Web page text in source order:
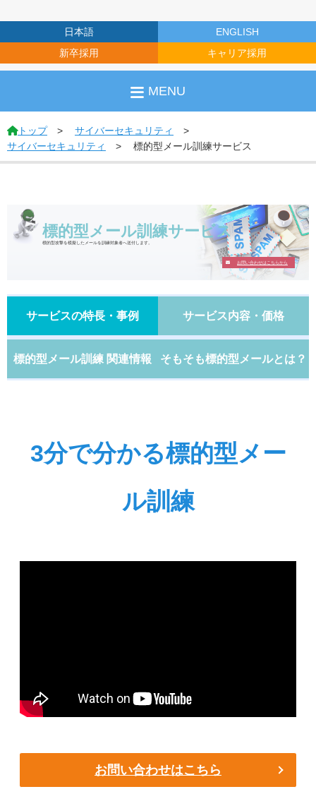
日本語
ENGLISH
新卒採用
キャリア採用
MENU
トップ
サイバーセキュリティ
サイバーセキュリティ
標的型メール訓練サービス
標的型メール訓練サービス
標的型攻撃を模擬したメールを訓練対象者へ送付します。
お問い合わせはこちらから
サービスの特長・事例 サービス内容・価格
標的型メール訓練 関連情報 そもそも標的型メールとは？
3分で分かる標的型メー
ル訓練
お問い合わせはこちら